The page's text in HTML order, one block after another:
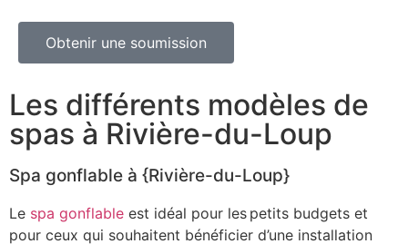
Obtenir une soumission
Les différents modèles de
spas à Rivière-du-Loup
Spa gonflable à {Rivière-du-Loup}
Le spa gonflable est idéal pour les petits budgets et
pour ceux qui souhaitent bénéficier d’une installation